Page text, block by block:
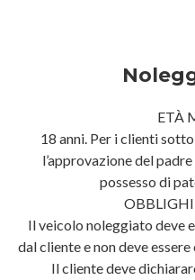
ETÀ
18 anni. Per i clienti
l’approvazione del
possesso di
Il veicolo noleggiato deve
dal cliente e non deve
Il cliente deve